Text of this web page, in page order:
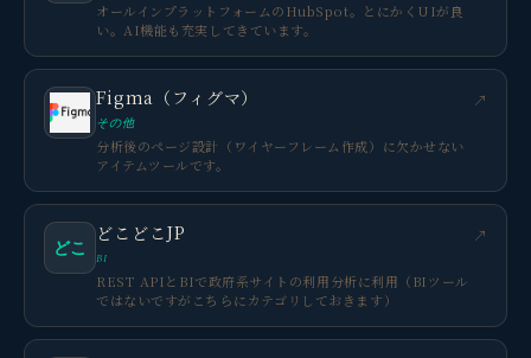
オールインプラットフォームのHubSpot。とにかくUIが良
い。AI機能も充実してきています。
Figma（フィグマ）
その他
分析後のページ設計（ワイヤーフレーム作成）に欠かせない
アイテムツールです。
↗
どこ
どこどこJP
BI
REST APIとBIで政府系サイトの利用分析に利用（BIツール
ではないですがこちらにカテゴリしておきます）
↗